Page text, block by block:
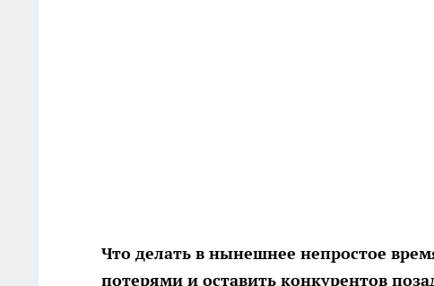
Что делать в нынешнее непростое
потерями и оставить конкурентов